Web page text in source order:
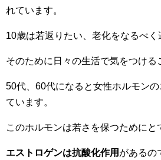
れています。
10歳は若返りたい、老化をなるべく
そのために日々の生活で気をつける
50代、60代になると女性ホルモン
ています。
このホルモンは若さを保つためにと
エストロゲンは抗酸化作用 があるの